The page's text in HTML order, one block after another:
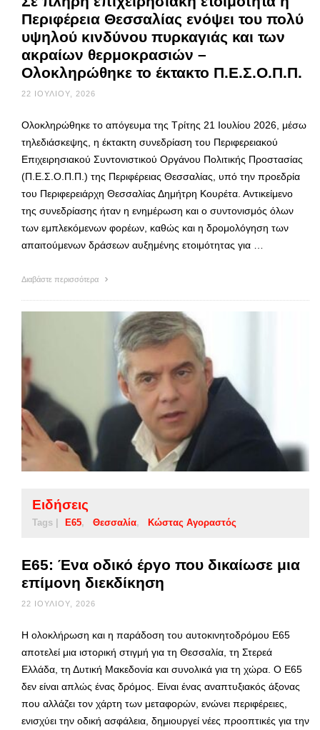
Περιφέρεια Θεσσαλίας ενόψει του πολύ
υψηλού κινδύνου πυρκαγιάς και των
ακραίων θερμοκρασιών –
Ολοκληρώθηκε το έκτακτο Π.Ε.Σ.Ο.Π.Π.
22 ΙΟΥΛΊΟΥ, 2026
Ολοκληρώθηκε το απόγευμα της Τρίτης 21 Ιουλίου 2026, μέσω
τηλεδιάσκεψης, η έκτακτη συνεδρίαση του Περιφερειακού
Επιχειρησιακού Συντονιστικού Οργάνου Πολιτικής Προστασίας
(Π.Ε.Σ.Ο.Π.Π.) της Περιφέρειας Θεσσαλίας, υπό την προεδρία
του Περιφερειάρχη Θεσσαλίας Δημήτρη Κουρέτα. Αντικείμενο
της συνεδρίασης ήταν η ενημέρωση και ο συντονισμός όλων
των εμπλεκόμενων φορέων, καθώς και η δρομολόγηση των
απαιτούμενων δράσεων αυξημένης ετοιμότητας για …
Διαβάστε περισσότερα
Ειδήσεις
Tags | Ε65 Θεσσαλία Κώστας Αγοραστός
Ε65: Ένα οδικό έργο που δικαίωσε μια
επίμονη διεκδίκηση
22 ΙΟΥΛΊΟΥ, 2026
Η ολοκλήρωση και η παράδοση του αυτοκινητοδρόμου Ε65
αποτελεί μια ιστορική στιγμή για τη Θεσσαλία, τη Στερεά
Ελλάδα, τη Δυτική Μακεδονία και συνολικά για τη χώρα. Ο Ε65
δεν είναι απλώς ένας δρόμος. Είναι ένας αναπτυξιακός άξονας
που αλλάζει τον χάρτη των μεταφορών, ενώνει περιφέρειες,
ενισχύει την οδική ασφάλεια, δημιουργεί νέες προοπτικές για την